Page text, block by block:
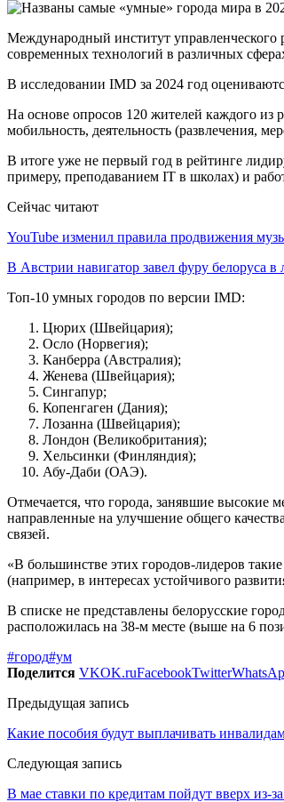
Международный институт управленческого
современных технологий в различных
В исследовании IMD за 2024 год
На основе опросов 120 жителей каждого из
мобильность, деятельность (развлечения,
В итоге уже не первый год в рейтинге
примеру, преподаванием IT в школах) и
Сейчас читают
YouTube изменил правила продвижения
В Австрии навигатор завел фуру белоруса в
Топ-10 умных городов по версии IMD:
Цюрих (Швейцария);
Осло (Норвегия);
Канберра (Австралия);
Женева (Швейцария);
Сингапур;
Копенгаген (Дания);
Лозанна (Швейцария);
Лондон (Великобритания);
Хельсинки (Финляндия);
Абу-Даби (ОАЭ).
Отмечается, что города, занявшие высокие
направленные на улучшение общего
связей.
«В большинстве этих городов-лидеров
(например, в интересах устойчивого
В списке не представлены белорусские
расположилась на 38-м месте (выше на 6
#город#ум
Поделится VKOK.ruFacebookTwitter
Предыдущая запись
Какие пособия будут выплачивать
Следующая запись
В мае ставки по кредитам пойдут вверх